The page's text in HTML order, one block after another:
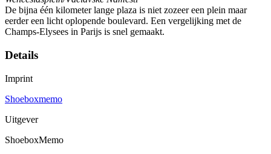
De bijna één kilometer lange plaza is niet zozeer een plein maar
eerder een licht oplopende boulevard. Een vergelijking met de
Champs-Elysees in Parijs is snel gemaakt.
Details
Imprint
Shoeboxmemo
Uitgever
ShoeboxMemo